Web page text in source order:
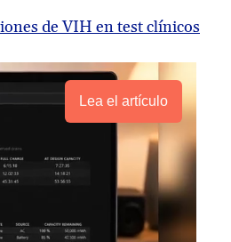
de VIH en test clínicos
Lea el artículo